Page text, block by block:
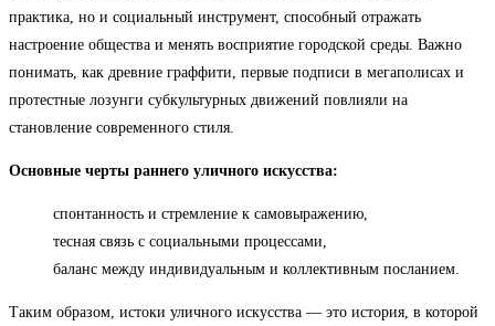
практика, но и социальный инструмент, способный отражать
настроение общества и менять восприятие городской среды. Важно
понимать, как древние граффити, первые подписи в мегаполисах и
протестные лозунги субкультурных движений повлияли на
становление современного стиля.
Основные черты раннего уличного искусства:
спонтанность и стремление к самовыражению,
тесная связь с социальными процессами,
баланс между индивидуальным и коллективным посланием.
Таким образом, истоки уличного искусства — это история, в которой